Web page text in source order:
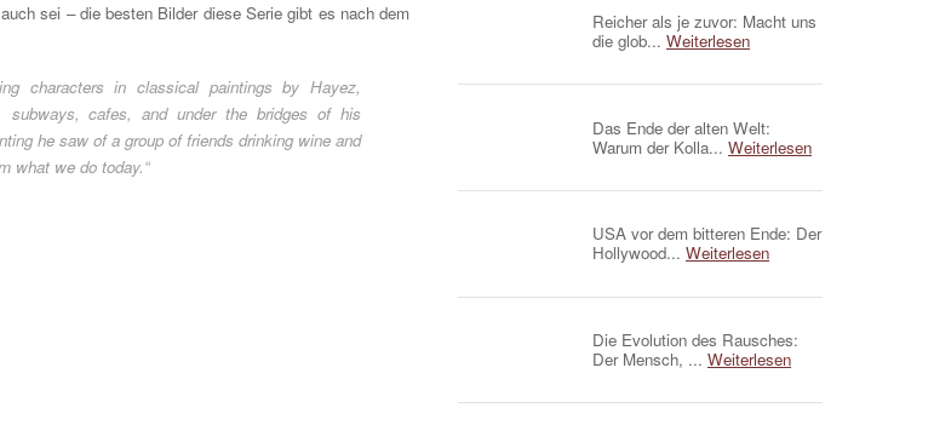
sei – die besten Bilder diese Serie gibt es nach dem
characters in classical paintings by Hayez,
subways, cafes, and under the bridges of his
he saw of a group of friends drinking wine and
what we do today.“
Reicher als je zuvor: Macht uns
die glob... Weiterlesen
Das Ende der alten Welt:
Warum der Kolla... Weiterlesen
USA vor dem bitteren Ende: Der
Hollywood... Weiterlesen
Die Evolution des Rausches:
Der Mensch, ... Weiterlesen